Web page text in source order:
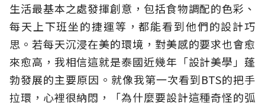
生活最基本之處發揮創意，包括食物調配的色彩、
每天上下班坐的捷運等，都能看到他們的設計巧
思。若每天沉浸在美的環境，對美感的要求也會愈
來愈高，我相信這就是泰國近幾年「設計美學」蓬
勃發展的主要原因。就像我第一次看到BTS的把手
拉環，心裡很納悶，「為什麼要設計這種奇怪的弧